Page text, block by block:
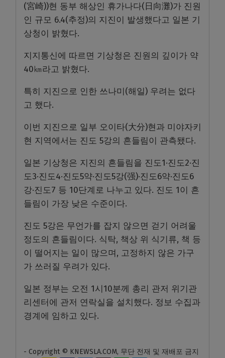
(宮崎))현 동부 해상인 휴가나다(日向灘)가 진원
인 규모 6.4(추정)의 지진이 발생했다고 일본 기
상청이 밝혔다.
지지통신에 따르면 기상청은 진원의 깊이가 약
40㎞라고 밝혔다.
특히 지진으로 인한 쓰나미(해일) 우려는 없다
고 했다.
이번 지진으로 일부 오이타(大分)현과 미야자키
현 지역에서는 진도 5강의 흔들림이 관측됐다.
일본 기상청은 지진의 흔들림을 진도1·진도2·진
도3·진도4·진도5약·진도5강(强)·진도6약·진도6
강·진도7 등 10단계로 나누고 있다. 진도 1이 흔
들림이 가장 낮은 수준이다.
진도 5강은 무언가를 잡지 않으면 걷기 어려울
정도의 흔들림이다. 식탁, 책상 위 식기류, 책 등
이 떨어지는 일이 많으며, 고정하지 않은 가구
가 쓰러질 우려가 있다.
일본 정부는 오전 1시10분께 총리 관저 위기관
리센터에 관저 연락실을 설치했다. 정보 수집과
경계에 임하고 있다.
- Copyright © KNEWSLA.COM, 무단 전재 및 재배포 금지